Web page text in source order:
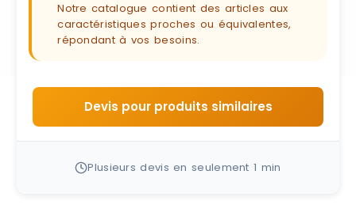
Notre catalogue contient des articles aux
caractéristiques proches ou équivalentes,
répondant à vos besoins.
Devis pour produits similaires
Plusieurs devis en seulement 1 min